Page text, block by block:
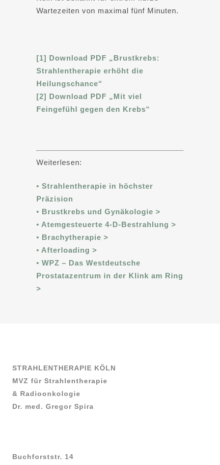
Wartezeiten von maximal fünf Minuten.
[1] Download PDF „Brustkrebs:
Strahlentherapie erhöht die
Heilungschance“
[2] Download PDF „Mit viel
Feingefühl gegen den Krebs“
Weiterlesen:
• Strahlentherapie in höchster
Präzision
• Brustkrebs und Gynäkologie >
• Atemgesteuerte 4-D-Bestrahlung >
• Brachytherapie >
• Afterloading >
• WPZ – Das Westdeutsche
Prostatazentrum in der Klink am Ring
>
STRAHLENTHERAPIE KÖLN
MVZ für Strahlentherapie
& Radioonkologie
Dr. med. Gregor Spira
Buchforststr. 14